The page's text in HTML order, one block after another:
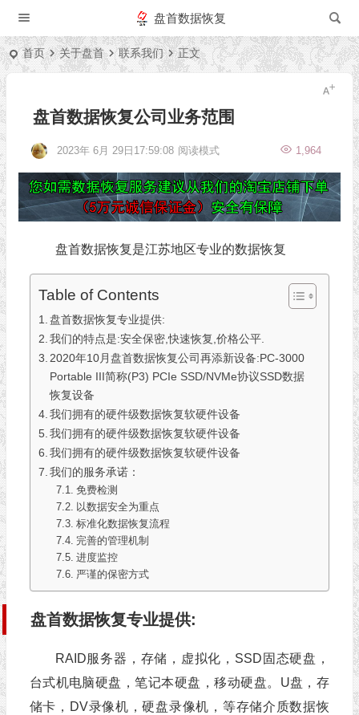
盘首数据恢复
首页 关于盘首 联系我们 正文
盘首数据恢复公司业务范围
2023年 6月 29日17:59:08 1,964
阅读模式
盘首数据恢复是江苏地区专业的数据恢复
Table of Contents
盘首数据恢复专业提供:
我们的特点是:安全保密,快速恢复,价格公平.
2020年10月盘首数据恢复公司再添新设备:PC-3000
Portable III简称(P3) PCIe SSD/NVMe协议SSD数据
恢复设备
我们拥有的硬件级数据恢复软硬件设备
我们拥有的硬件级数据恢复软硬件设备
我们拥有的硬件级数据恢复软硬件设备
我们的服务承诺：
免费检测
以数据安全为重点
标准化数据恢复流程
完善的管理机制
进度监控
严谨的保密方式
盘首数据恢复专业提供:
RAID服务器，存储，虚拟化，SSD固态硬盘，
台式机电脑硬盘，笔记本硬盘，移动硬盘。U盘，存
储卡，DV录像机，硬盘录像机，等存储介质数据恢